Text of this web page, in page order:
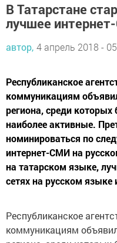
В Татарстане
лучшее
автор, 4 апрель 2018 -
Республиканское
коммуникациям
региона, среди
наиболее активные.
номинироваться по
интернет-СМИ на
на татарском языке,
сетях на русском
Республиканское
коммуникациям